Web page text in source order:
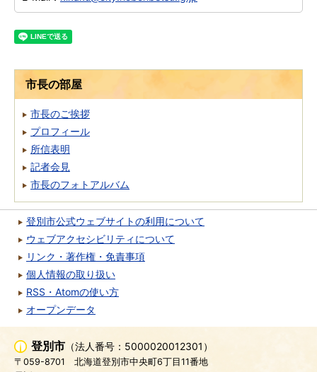
市長の部屋
市長のご挨拶
プロフィール
所信表明
記者会見
市長のフォトアルバム
登別市公式ウェブサイトの利用について
ウェブアクセシビリティについて
リンク・著作権・免責事項
個人情報の取り扱い
RSS・Atomの使い方
オープンデータ
登別市 （法人番号：5000020012301）
〒059-8701
北海道登別市中央町6丁目11番地